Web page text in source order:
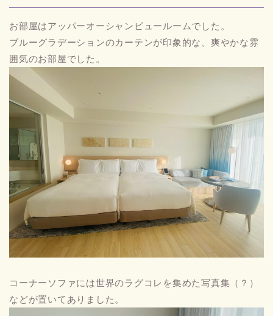
お部屋はアッパーオーシャンビュールームでした。
ブルーグラデーションのカーテンが印象的な、爽やかな雰
囲気のお部屋でした。
コーナーソファには世界のラグコレを集めた写真集（？）
などが置いてありました。